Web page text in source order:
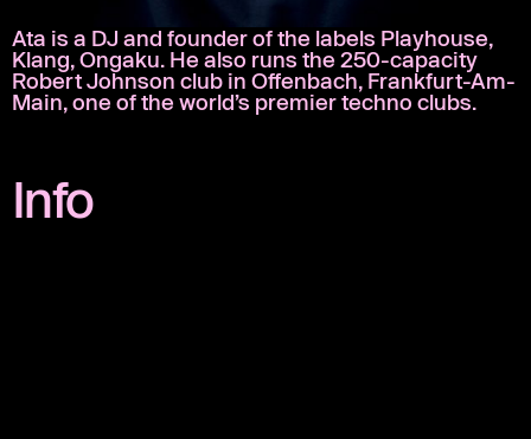
Info
Ata is a DJ and founder of the labels Playhouse,
Klang, Ongaku. He also runs the 250-capacity
Robert Johnson club in Offenbach, Frankfurt-Am-
Main, one of the world’s premier techno clubs.